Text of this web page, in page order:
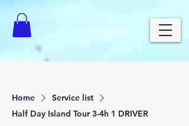
Home
Service list
Half Day Island Tour 3-4h 1 DRIVER